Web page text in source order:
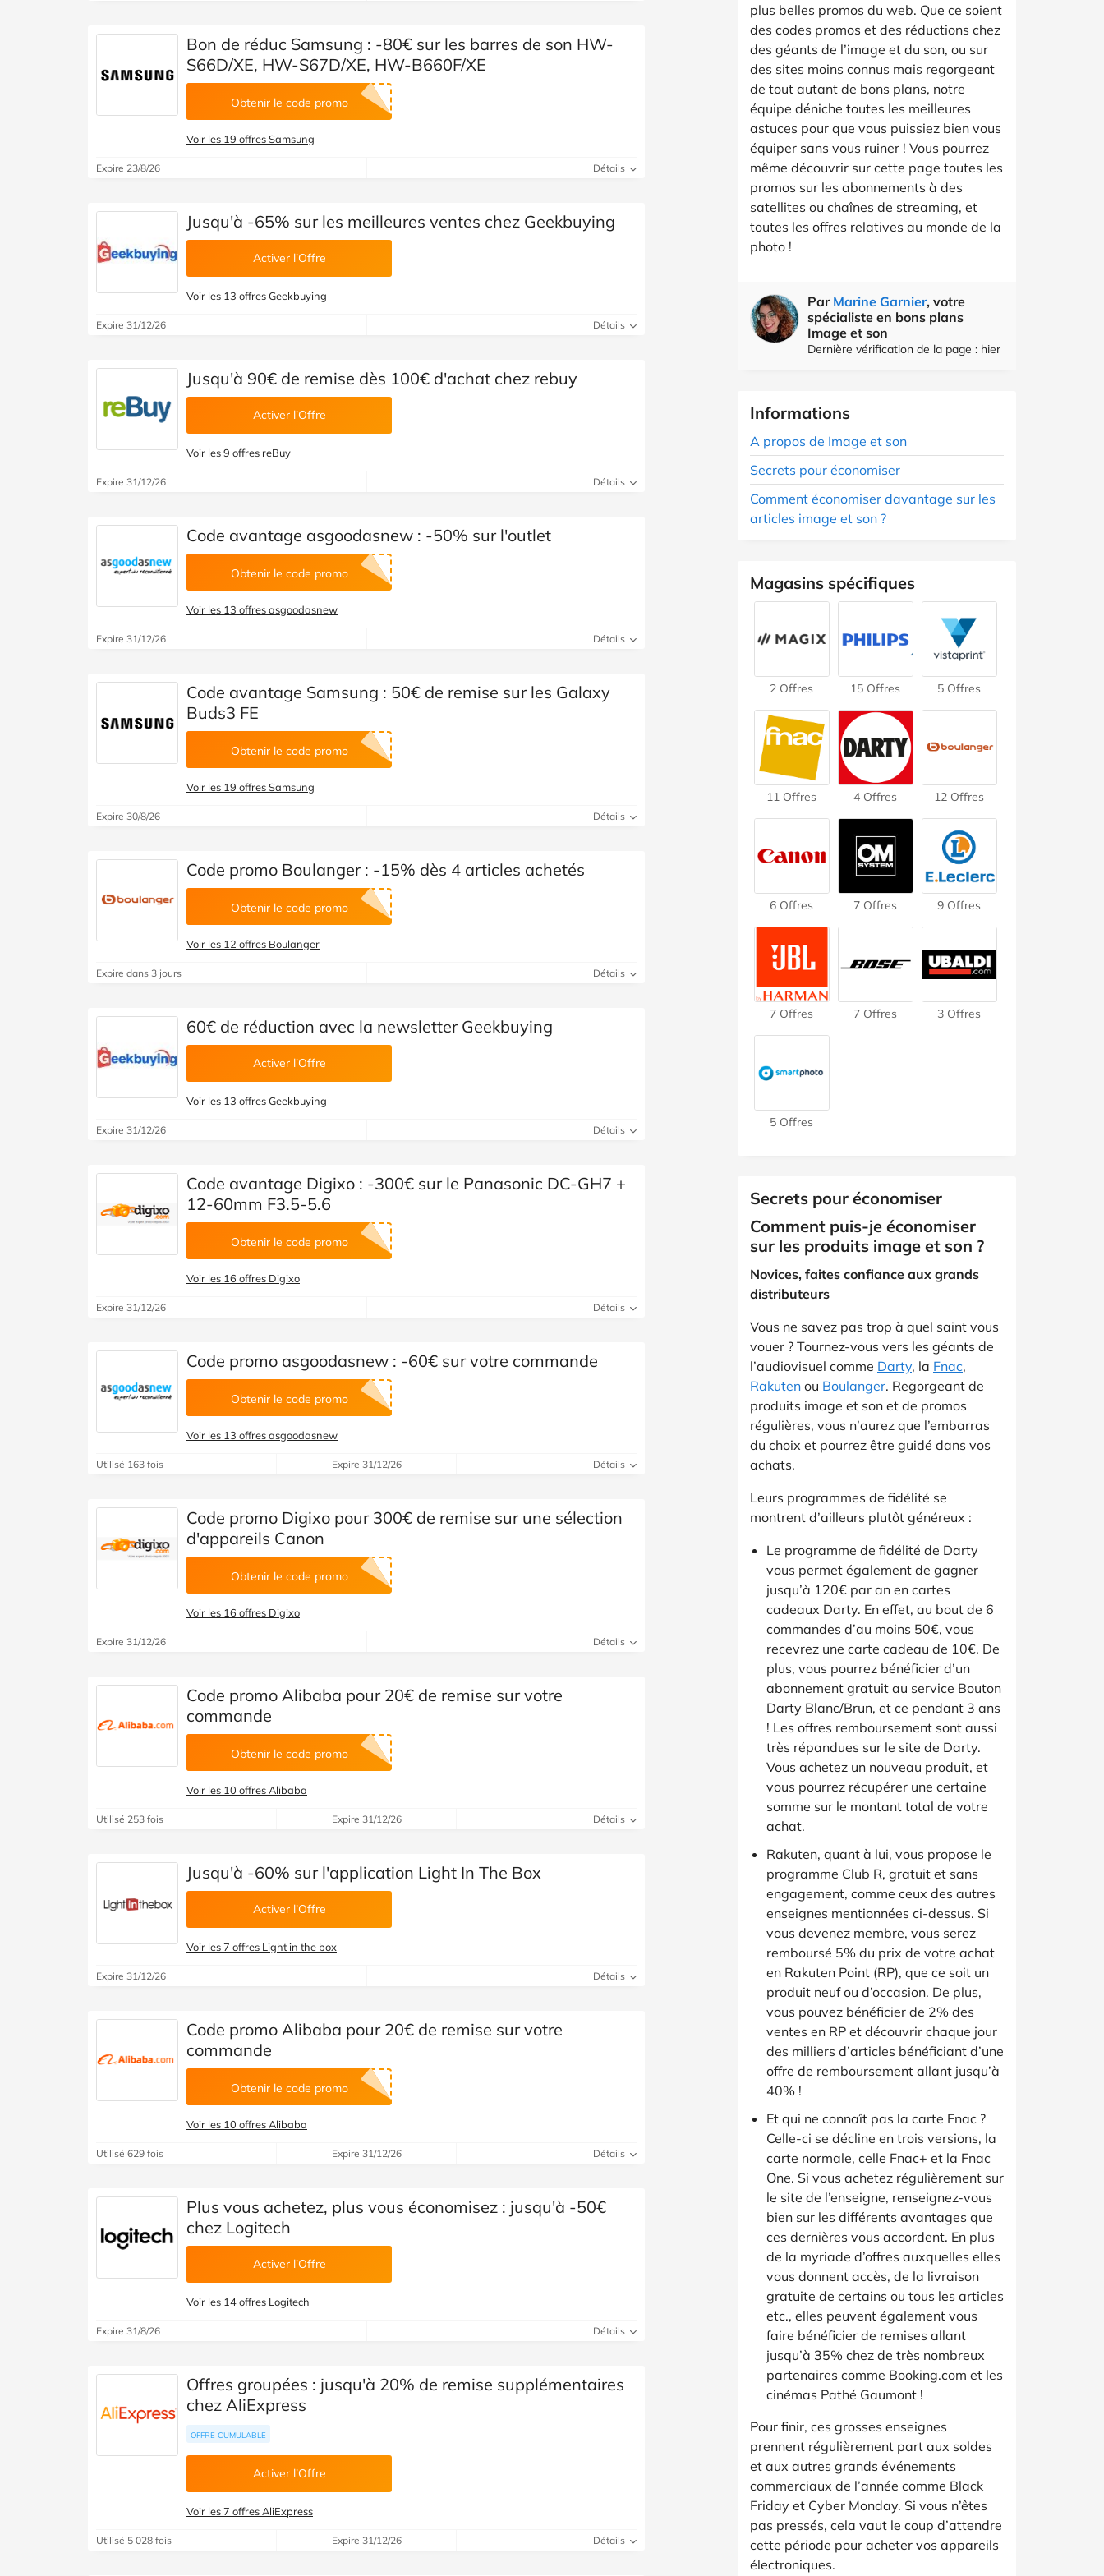
Bon de réduc Samsung : -80€ sur les barres de son HW-
S66D/XE, HW-S67D/XE, HW-B660F/XE
Obtenir le code promo
Voir les 19 offres Samsung
Expire 23/8/26 Détails
Jusqu'à -65% sur les meilleures ventes chez Geekbuying
Activer l’Offre
Voir les 13 offres Geekbuying
Expire 31/12/26 Détails
Jusqu'à 90€ de remise dès 100€ d'achat chez rebuy
Activer l’Offre
Voir les 9 offres reBuy
Expire 31/12/26 Détails
Code avantage asgoodasnew : -50% sur l'outlet
Obtenir le code promo
Voir les 13 offres asgoodasnew
Expire 31/12/26 Détails
Code avantage Samsung : 50€ de remise sur les Galaxy
Buds3 FE
Obtenir le code promo
Voir les 19 offres Samsung
Expire 30/8/26 Détails
Code promo Boulanger : -15% dès 4 articles achetés
Obtenir le code promo
Voir les 12 offres Boulanger
Expire dans 3 jours Détails
60€ de réduction avec la newsletter Geekbuying
Activer l’Offre
Voir les 13 offres Geekbuying
Expire 31/12/26 Détails
Code avantage Digixo : -300€ sur le Panasonic DC-GH7 +
12-60mm F3.5-5.6
Obtenir le code promo
Voir les 16 offres Digixo
Expire 31/12/26 Détails
Code promo asgoodasnew : -60€ sur votre commande
Obtenir le code promo
Voir les 13 offres asgoodasnew
Utilisé 163 fois Expire 31/12/26 Détails
Code promo Digixo pour 300€ de remise sur une sélection
d'appareils Canon
Obtenir le code promo
Voir les 16 offres Digixo
Expire 31/12/26 Détails
Code promo Alibaba pour 20€ de remise sur votre
commande
Obtenir le code promo
Voir les 10 offres Alibaba
Utilisé 253 fois Expire 31/12/26 Détails
Jusqu'à -60% sur l'application Light In The Box
Activer l’Offre
Voir les 7 offres Light in the box
Expire 31/12/26 Détails
Code promo Alibaba pour 20€ de remise sur votre
commande
Obtenir le code promo
Voir les 10 offres Alibaba
Utilisé 629 fois Expire 31/12/26 Détails
Plus vous achetez, plus vous économisez : jusqu'à -50€
chez Logitech
Activer l’Offre
Voir les 14 offres Logitech
Expire 31/8/26 Détails
Offres groupées : jusqu'à 20% de remise supplémentaires
chez AliExpress
OFFRE CUMULABLE
Activer l’Offre
Voir les 7 offres AliExpress
Utilisé 5 028 fois Expire 31/12/26 Détails
plus belles promos du web. Que ce soient
des codes promos et des réductions chez
des géants de l’image et du son, ou sur
des sites moins connus mais regorgeant
de tout autant de bons plans, notre
équipe déniche toutes les meilleures
astuces pour que vous puissiez bien vous
équiper sans vous ruiner ! Vous pourrez
même découvrir sur cette page toutes les
promos sur les abonnements à des
satellites ou chaînes de streaming, et
toutes les offres relatives au monde de la
photo !
Par Marine Garnier, votre
spécialiste en bons plans
Image et son
Dernière vérification de la page : hier
Informations
A propos de Image et son
Secrets pour économiser
Comment économiser davantage sur les
articles image et son ?
Magasins spécifiques
2 Offres 15 Offres 5 Offres
11 Offres 4 Offres 12 Offres
6 Offres 7 Offres 9 Offres
7 Offres 7 Offres 3 Offres
5 Offres
Secrets pour économiser
Comment puis-je économiser
sur les produits image et son ?
Novices, faites confiance aux grands
distributeurs
Vous ne savez pas trop à quel saint vous
vouer ? Tournez-vous vers les géants de
l’audiovisuel comme Darty, la Fnac,
Rakuten ou Boulanger. Regorgeant de
produits image et son et de promos
régulières, vous n’aurez que l’embarras
du choix et pourrez être guidé dans vos
achats.
Leurs programmes de fidélité se
montrent d’ailleurs plutôt généreux :
Le programme de fidélité de Darty
vous permet également de gagner
jusqu’à 120€ par an en cartes
cadeaux Darty. En effet, au bout de 6
commandes d’au moins 50€, vous
recevrez une carte cadeau de 10€. De
plus, vous pourrez bénéficier d’un
abonnement gratuit au service Bouton
Darty Blanc/Brun, et ce pendant 3 ans
! Les offres remboursement sont aussi
très répandues sur le site de Darty.
Vous achetez un nouveau produit, et
vous pourrez récupérer une certaine
somme sur le montant total de votre
achat.
Rakuten, quant à lui, vous propose le
programme Club R, gratuit et sans
engagement, comme ceux des autres
enseignes mentionnées ci-dessus. Si
vous devenez membre, vous serez
remboursé 5% du prix de votre achat
en Rakuten Point (RP), que ce soit un
produit neuf ou d’occasion. De plus,
vous pouvez bénéficier de 2% des
ventes en RP et découvrir chaque jour
des milliers d’articles bénéficiant d’une
offre de remboursement allant jusqu’à
40% !
Et qui ne connaît pas la carte Fnac ?
Celle-ci se décline en trois versions, la
carte normale, celle Fnac+ et la Fnac
One. Si vous achetez régulièrement sur
le site de l’enseigne, renseignez-vous
bien sur les différents avantages que
ces dernières vous accordent. En plus
de la myriade d’offres auxquelles elles
vous donnent accès, de la livraison
gratuite de certains ou tous les articles
etc., elles peuvent également vous
faire bénéficier de remises allant
jusqu’à 35% chez de très nombreux
partenaires comme Booking.com et les
cinémas Pathé Gaumont !
Pour finir, ces grosses enseignes
prennent régulièrement part aux soldes
et aux autres grands événements
commerciaux de l’année comme Black
Friday et Cyber Monday. Si vous n’êtes
pas pressés, cela vaut le coup d’attendre
cette période pour acheter vos appareils
électroniques.